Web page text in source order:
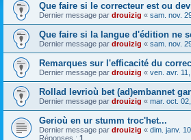
Que faire si le correcteur est ou
Dernier message par drouizig « sam. nov.
Que faire si la langue d'édition ne
Dernier message par drouizig « sam. nov.
Remarques sur l'efficacité du
Dernier message par drouizig « ven. avr.
Rollad levrioù bet (ad)embannet
Dernier message par drouizig « mar. oct.
Gerioù en ur stumm troc'het...
Dernier message par drouizig « dim. janv.
Réponses : 1